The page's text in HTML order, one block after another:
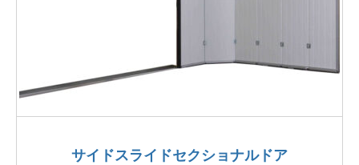
サイドスライドセクショナルドア